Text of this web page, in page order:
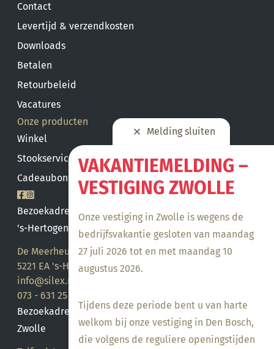
Melding sluiten
VAKANTIEMELDING –
VESTIGING ZWOLLE
Onze vestiging in Zwolle is wegens de
bedrijfsvakantie gesloten van maandag
27 juli 2026 tot en met maandag 10
augustus 2026.
Tijdens deze periode bent u van harte
welkom bij onze vestiging in Den Bosch,
die volgens de reguliere openingstijden
Contact
Levertijd & verzendkosten
Downloads
Betalen
Retourbeleid
Vacatures
Onze producten
Winkel
Stookservice
Cadeaubon saldo
Bezoekadres
's-Hertogenbosch
De Meerheuvel 21
5221 EA 's-Hertogenbosch
info@silex.nl
073 - 631 25 28
Bezoekadres
Zwolle